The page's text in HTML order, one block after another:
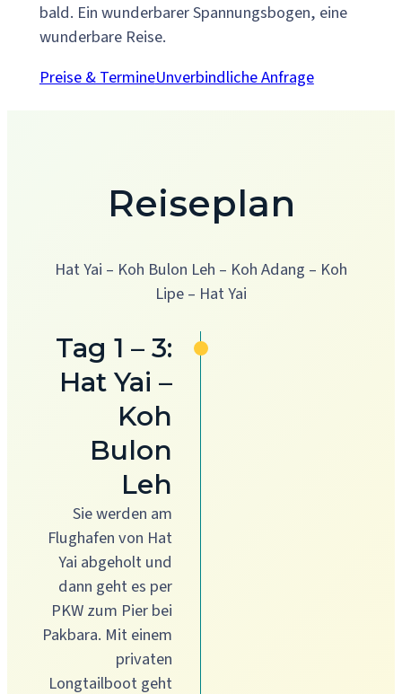
bald. Ein wunderbarer Spannungsbogen, eine
wunderbare Reise.
Preise & TermineUnverbindliche Anfrage
Reiseplan
Hat Yai – Koh Bulon Leh – Koh Adang – Koh
Lipe – Hat Yai
Tag 1 – 3:
Hat Yai –
Koh
Bulon
Leh
Sie werden am
Flughafen von Hat
Yai abgeholt und
dann geht es per
PKW zum Pier bei
Pakbara. Mit einem
privaten
Longtailboot geht